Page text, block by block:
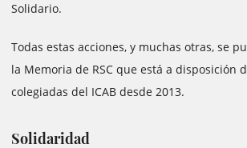
Solidario.
Todas estas acciones, y muchas otras, se
la Memoria de RSC que está a disposición
colegiadas del ICAB desde 2013.
Solidaridad